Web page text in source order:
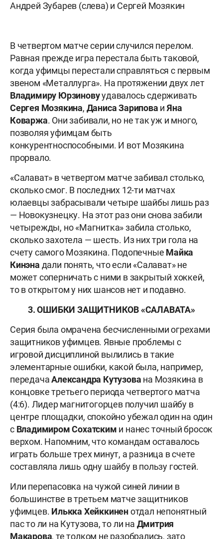
Андрей Зубарев (слева) и Сергей Мозякин
В четвертом матче серии случился перелом.
Равная прежде игра перестала быть таковой,
когда уфимцы перестали справляться с первым
звеном «Металлурга». На протяжении двух лет
Владимиру Юрзиновуудавалось сдерживать
Сергея Мозякина, Даниса Зарипова иЯна
Коваржа. Они забивали, но не так уж и много,
позволяя уфимцам быть
конкурентноспособными. И вот Мозякина
прорвало.
«Салават» в четвертом матче забивал столько,
сколько смог. В последних 12-ти матчах
юлаевцы забрасывали четыре шайбы лишь раз
— Новокузнецку. На этот раз они снова забили
четырежды, но «Магнитка» забила столько,
сколько захотела — шесть. Из них три гола на
счету самого Мозякина. Подопечные Майка
Кинэна дали понять, что если «Салават» не
может соперничать с ними в закрытый хоккей,
то в открытом у них шансов нет и подавно.
3. ОШИБКИ ЗАЩИТНИКОВ «САЛАВАТА»
Серия была омрачена бесчисленными огрехами
защитников уфимцев. Явные проблемы с
игровой дисциплиной вылились в такие
элементарные ошибки, какой была, например,
передачаАлександра Кутузова на Мозякина в
концовке третьего периода четвертого матча
(4:6). Лидер магнитогорцев получил шайбу в
центре площадки, спокойно убежал один на один
с Владимиром Сохатским и нанес точный бросок
верхом. Напомним, что командам оставалось
играть больше трех минут, а разница в счете
составляла лишь одну шайбу в пользу гостей.
Или перепасовка на чужой синей линии в
большинстве в третьем матче защитников
уфимцев. Илькка Хейккиненотдал непонятный
пас то ли на Кутузова, то ли на Дмитрия
Макарова, те толком не разобрались, зато